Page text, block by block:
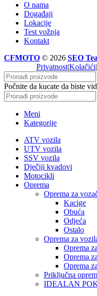
O nama
Događaji
Lokacije
Test vožnja
Kontakt
CFMOTO © 2026 SEO
Privatnost|Kolačići|
Počnite da kucate da biste
Meni
Kategorije
ATV vozila
UTV vozila
SSV vozila
Dječiji kvadovi
Motocikli
Oprema
Oprema za
Kacige
Obuća
Odjeća
Ostalo
Oprema za
Oprema
Oprema
Oprema
Priključna
IDEALAN